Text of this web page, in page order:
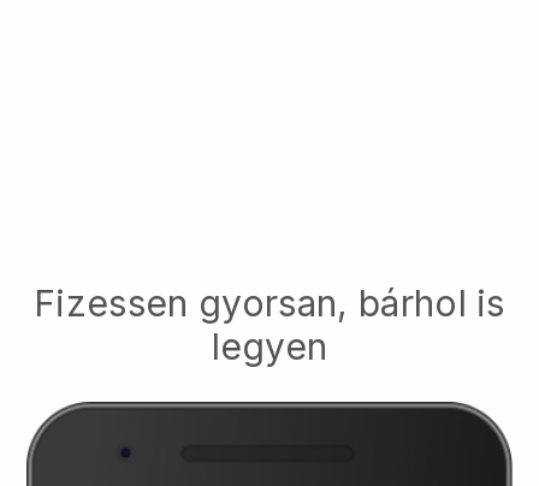
Fizessen gyorsan, bárhol is
legyen